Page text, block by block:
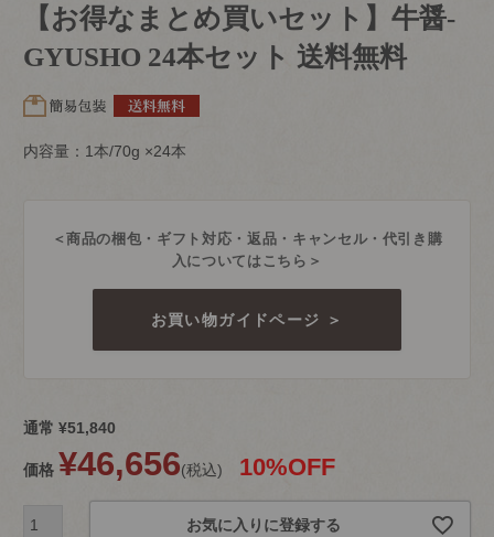
【お得なまとめ買いセット】牛醤-
GYUSHO 24本セット 送料無料
内容量：1本/70g ×24本
＜商品の梱包・ギフト対応・返品・キャンセル・代引き購
入についてはこちら＞
お買い物ガイドページ ＞
通常 ¥51,840
価格 ¥46,656 税込 10%OFF
お気に入りに登録する